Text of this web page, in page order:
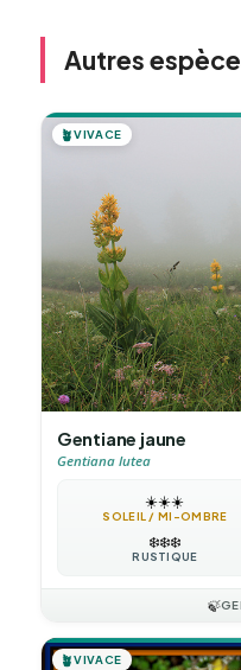
Autres
🪴VIVACE
Gentiane jaune
Gentiana lutea
☀️☀️☀️
SOLEIL / MI-OMBRE
❄️❄️❄️
RUSTIQUE
🍃
🪴VIVACE